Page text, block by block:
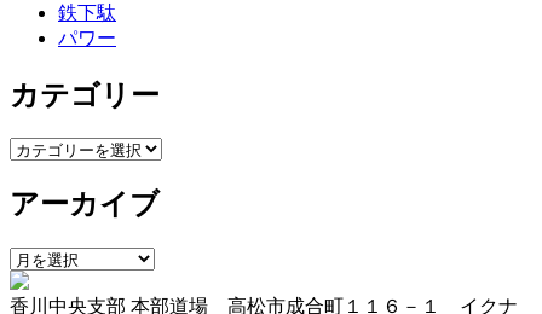
鉄下駄
パワー
カテゴリー
カ
ゴ
ー
アーカイブ
ア
ー
カ
香川中央支部 本部道場 高松市成合町１１６－１ イクナ